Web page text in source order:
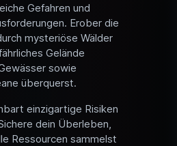
Gefahren und
Erober die
mysteriöse Wälder
Gelände
sowie
überquerst.
einzigartige Risiken
dein Überleben,
Ressourcen sammelst